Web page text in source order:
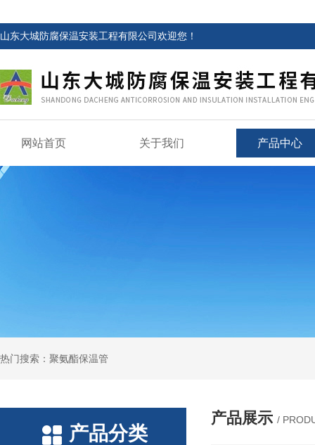
山东大城防腐保温安装工程有限公司欢迎您！
网站首页 关于我们 产品中心
热门搜索：聚氨酯保温管
产品分类
产品展示 /